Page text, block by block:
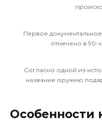
Первое
отмечено в 90-
Согласно одной из
название оружию
Особенности